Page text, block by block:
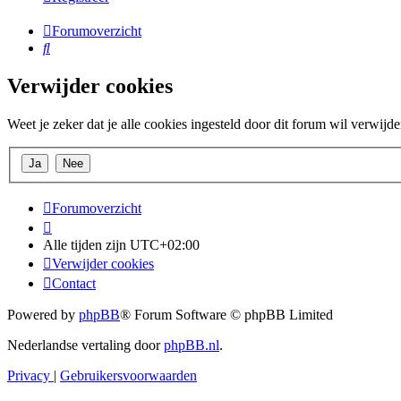
Forumoverzicht
Zoek
Verwijder cookies
Weet je zeker dat je alle cookies ingesteld door dit forum wil
Forumoverzicht
Alle tijden zijn UTC+02:00
Verwijder cookies
Contact
Powered by phpBB® Forum Software © phpBB Limited
Nederlandse vertaling doorphpBB.nl.
Privacy | Gebruikersvoorwaarden